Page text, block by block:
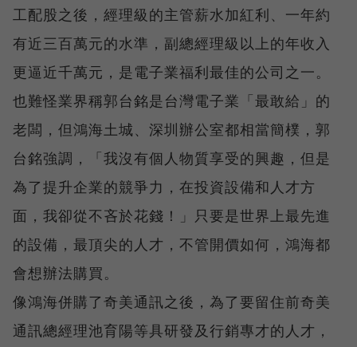
工配股之後，經理級的主管薪水加紅利、一年約
有近三百萬元的水準，副總經理級以上的年收入
更逼近千萬元，是電子業福利最佳的公司之一。
也難怪業界稱郭台銘是台灣電子業「最敢給」的
老闆，但鴻海土城、深圳辦公室都相當簡樸，郭
台銘強調，「我沒有個人物質享受的興趣，但是
為了提升企業的競爭力，在投資設備和人才方
面，我卻從不吝於花錢！」只要是世界上最先進
的設備，最頂尖的人才，不管開價如何，鴻海都
會想辦法購買。
像鴻海併購了奇美通訊之後，為了要留住前奇美
通訊總經理池育陽等具研發及行銷專才的人才，